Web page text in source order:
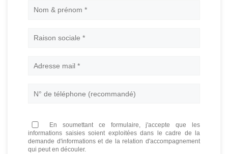
Nom
En soumettant ce formulaire, j'accepte que les
informations saisies soient exploitées dans le cadre de la
demande d'informations et de la relation d'accompagnement
qui peut en découler.